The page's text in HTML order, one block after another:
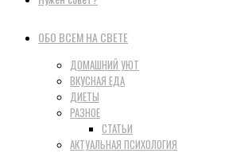
ОБО ВСЕМ НА СВЕТЕ
ДОМАШНИЙ УЮТ
ВКУСНАЯ ЕДА
ДИЕТЫ
РАЗНОЕ
СТАТЬИ
АКТУАЛЬНАЯ ПСИХОЛОГИЯ